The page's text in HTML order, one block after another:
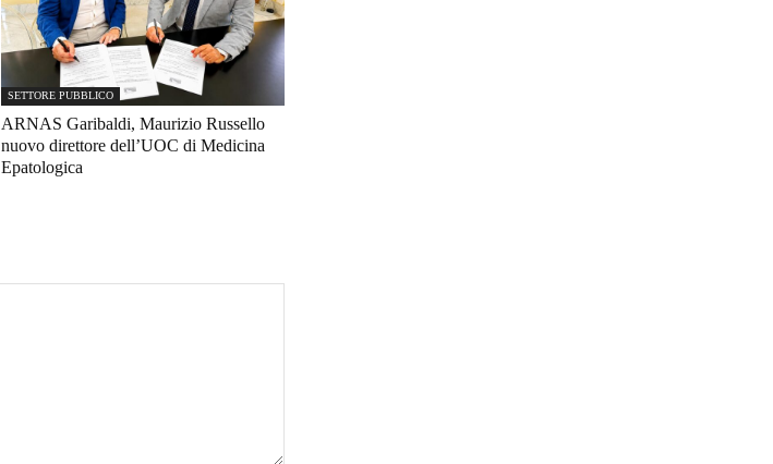
SETTORE PUBBLICO
ARNAS Garibaldi, Maurizio Russello
nuovo direttore dell’UOC di Medicina
Epatologica